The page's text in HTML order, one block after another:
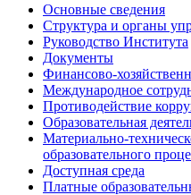
Основные сведения
Структура и органы
Руководство Института
Документы
Финансово-
Международное
Противодействие
Образовательная
Материально-
образовательного
Доступная среда
Платные